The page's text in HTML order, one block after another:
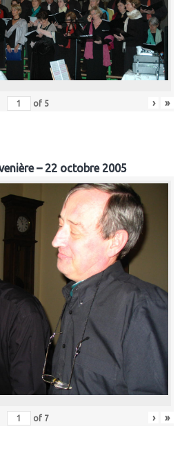
of 5 › »
– 22 octobre 2005
of 7 › »